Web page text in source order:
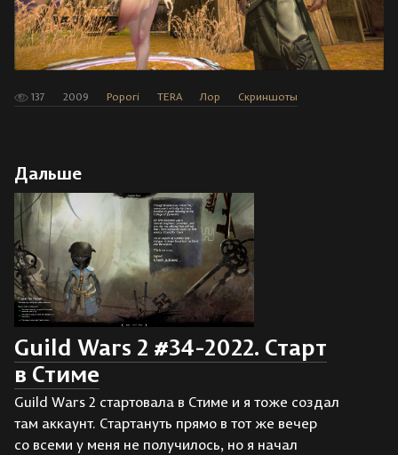
137 2009 Popori TERA Лор Скриншоты
Дальше
Guild Wars 2 #34-2022. Старт
в Стиме
Guild Wars 2 стартовала в Стиме и я тоже создал
там аккаунт. Стартануть прямо в тот же вечер
со всеми у меня не получилось, но я начал